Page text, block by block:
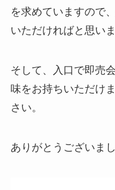
を求めていますので
いただければと思いま
そして、入口で即売
味をお持ちいただけ
さい。
ありがとうございまし